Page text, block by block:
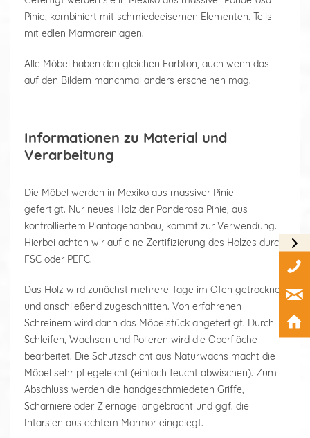
Pinie, kombiniert mit schmiedeeisernen Elementen. Teils
mit edlen Marmoreinlagen.
Alle Möbel haben den gleichen Farbton, auch wenn das
auf den Bildern manchmal anders erscheinen mag.
Informationen zu Material und
Verarbeitung
Die Möbel werden in Mexiko aus massiver Pinie
gefertigt. Nur neues Holz der Ponderosa Pinie, aus
kontrolliertem Plantagenanbau, kommt zur Verwendung.
Hierbei achten wir auf eine Zertifizierung des Holzes durch
FSC oder PEFC.
Das Holz wird zunächst mehrere Tage im Ofen getrocknet
und anschließend zugeschnitten. Von erfahrenen
Schreinern wird dann das Möbelstück angefertigt. Durch
Schleifen, Wachsen und Polieren wird die Oberfläche
bearbeitet. Die Schutzschicht aus Naturwachs macht die
Möbel sehr pflegeleicht (einfach feucht abwischen). Zum
Abschluss werden die handgeschmiedeten Griffe,
Scharniere oder Ziernägel angebracht und ggf. die
Intarsien aus echtem Marmor eingelegt.